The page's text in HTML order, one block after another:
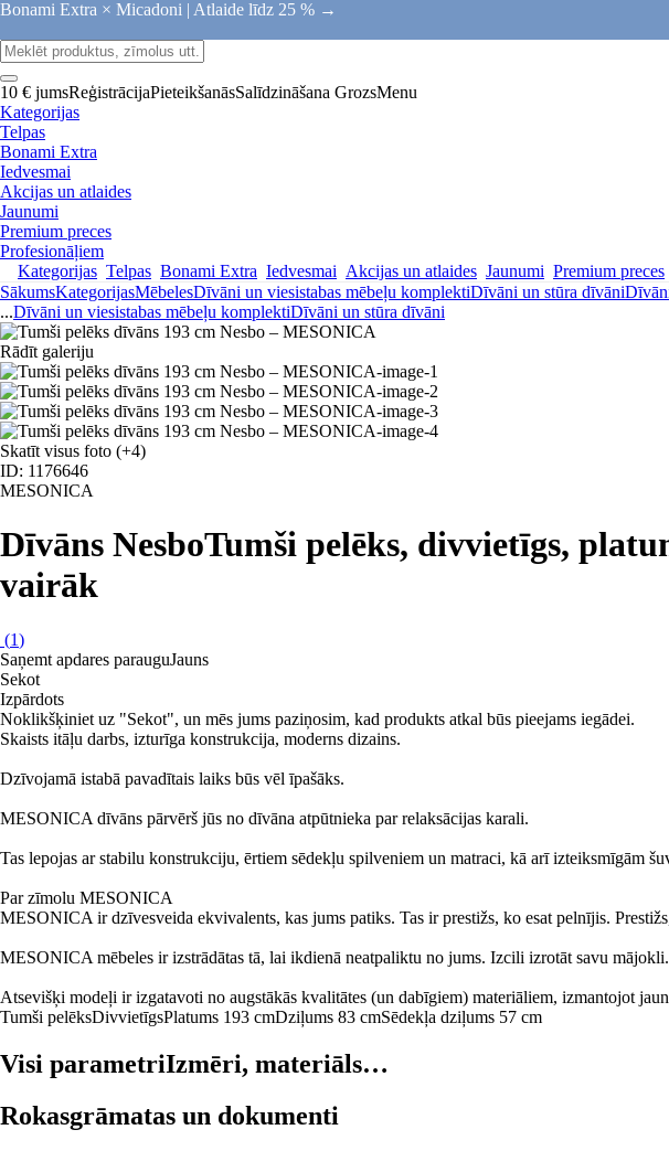
Bonami Extra × Micadoni | Atlaide līdz 25 % →
10 € jumsReģistrācijaPieteikšanāsSalīdzināšana GrozsMenu
Kategorijas
Telpas
Bonami Extra
Iedvesmai
Akcijas un atlaides
Jaunumi
Premium preces
Profesionāļiem
Kategorijas Telpas Bonami Extra Iedvesmai Akcijas un atlaides Jaunumi Premium preces
SākumsKategorijasMēbelesDīvāni un viesistabas mēbeļu komplektiDīvāni un stūra dīvāni
...Dīvāni un viesistabas mēbeļu komplektiDīvāni un stūra dīvāni
Rādīt galeriju
Skatīt visus foto (+4)
ID: 1176646
MESONICA
Dīvāns NesboTumši pelēks, divvietīgs,
vairāk
(1)
Saņemt apdares parauguJauns
Sekot
Izpārdots
Noklikšķiniet uz "Sekot", un mēs jums paziņosim, kad produkts atkal būs pieejams iegādei.
Skaists itāļu darbs, izturīga konstrukcija, moderns dizains.
Dzīvojamā istabā pavadītais laiks būs vēl īpašāks.
MESONICA dīvāns pārvērš jūs no dīvāna atpūtnieka par relaksācijas karali.
Tas lepojas ar stabilu konstrukciju, ērtiem sēdekļu spilveniem un matraci, kā arī izteiksmīgām
Par zīmolu MESONICA
MESONICA ir dzīvesveida ekvivalents, kas jums patiks. Tas ir prestižs, ko esat pelnījis.
MESONICA mēbeles ir izstrādātas tā, lai ikdienā neatpaliktu no jums. Izcili izrotāt savu
Atsevišķi modeļi ir izgatavoti no augstākās kvalitātes (un dabīgiem) materiāliem, izmantojot
Tumši pelēksDivvietīgsPlatums 193 cmDziļums 83 cmSēdekļa dziļums 57 cm
Visi parametriIzmēri, materiāls…
Rokasgrāmatas un dokumenti